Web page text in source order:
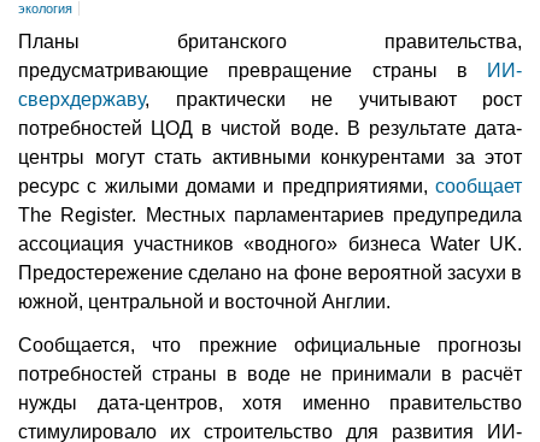
экология
Планы британского правительства,
предусматривающие превращение страны в
ИИ-
сверхдержаву, практически не учитывают рост
потребностей ЦОД в чистой воде. В результате дата-
центры могут стать активными конкурентами за этот
ресурс с жилыми домами и предприятиями, сообщает
The Register. Местных парламентариев предупредила
ассоциация участников «водного» бизнеса Water UK.
Предостережение сделано на фоне вероятной засухи в
южной, центральной и восточной Англии.
Сообщается, что прежние официальные прогнозы
потребностей страны в воде не принимали в расчёт
нужды дата-центров, хотя именно правительство
стимулировало их строительство для развития ИИ-